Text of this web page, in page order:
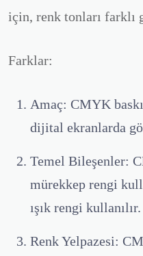
için, renk tonları farklı
Farklar:
Amaç: CMYK
dijital ekranlarda
Temel Bileşenler:
mürekkep rengi
ışık rengi kullanılır.
Renk Yelpazesi: